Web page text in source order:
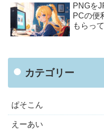
PNGを
PCの便
もらっ
カテゴリー
ぱそこん
えーあい